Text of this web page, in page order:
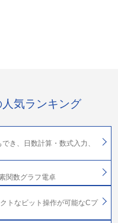
人気ランキング
き、日数計算・数式入力、
関数グラフ電卓
トなビット操作が可能なCプ